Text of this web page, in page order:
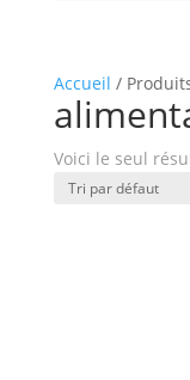
Accueil /
Voici le seul